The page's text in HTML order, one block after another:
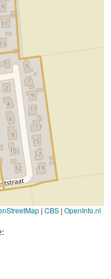
| CBS | OpenInfo.nl